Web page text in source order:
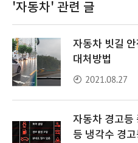
'자동차' 관련 글
자동차 빗길
대처방법
2021.08.27
자동차 경고등
등 냉각수 경